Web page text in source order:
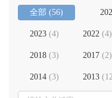
全部 (56)
2023 (4) 2022 (4)
2018 (3) 2017 (2)
2014 (3) 2013 (12